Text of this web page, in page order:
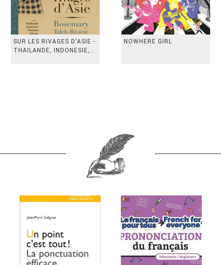
SUR LES RIVAGES D'ASIE -
THAILANDE, INDONESIE,
NOWHERE GIRL